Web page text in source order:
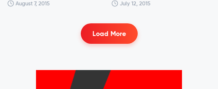
August 7, 2015 July 12, 2015
Load More